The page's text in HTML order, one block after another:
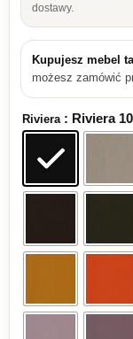
dostawy.
Kupujesz mebel
możesz zamówić
Riviera : Riviera